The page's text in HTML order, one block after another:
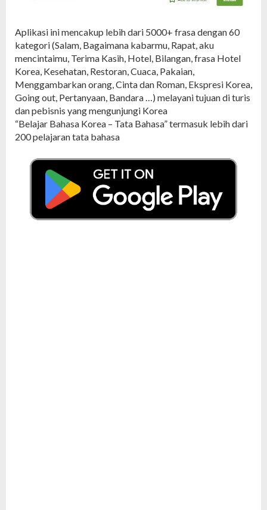
Aplikasi ini mencakup lebih dari 5000+ frasa dengan 60
kategori (Salam, Bagaimana kabarmu, Rapat, aku
mencintaimu, Terima Kasih, Hotel, Bilangan, frasa Hotel
Korea, Kesehatan, Restoran, Cuaca, Pakaian,
Menggambarkan orang, Cinta dan Roman, Ekspresi Korea,
Going out, Pertanyaan, Bandara …) melayani tujuan di turis
dan pebisnis yang mengunjungi Korea
“Belajar Bahasa Korea – Tata Bahasa” termasuk lebih dari
200 pelajaran tata bahasa